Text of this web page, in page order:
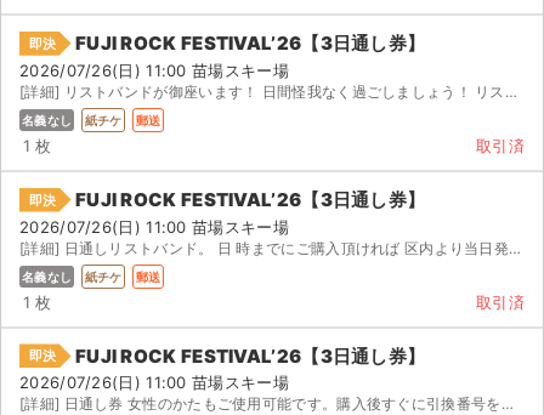
即決 FUJI ROCK FESTIVAL’26【3日通し券】
2026/07/26(日) 11:00 苗場スキー場
[詳細] リストバンドが御座います！ 日間怪我なく過ごしましょう！ リストバンドで、三日間お楽しみ頂けます！
名義なし 紙チケ 郵送
1 枚 取引済
即決 FUJI ROCK FESTIVAL’26【3日通し券】
2026/07/26(日) 11:00 苗場スキー場
[詳細] 日通しリストバンド。 日 時までにご購入頂ければ 区内より当日発送→関東近県であれば...
名義なし 紙チケ 郵送
1 枚 取引済
即決 FUJI ROCK FESTIVAL’26【3日通し券】
2026/07/26(日) 11:00 苗場スキー場
[詳細] 日通し券 女性のかたもご使用可能です。購入後すぐに引換番号をお伝えしますので、いつでもセブン...